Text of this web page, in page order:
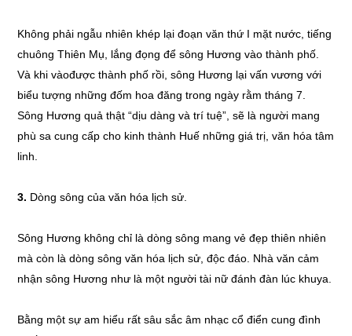
Không phải ngẫu nhiên khép lại đoạn văn thứ I mặt nước, tiếng
chuông Thiên Mụ, lắng đọng để sông Hương vào thành phố.
Và khi vàođược thành phố rồi, sông Hương lại vấn vương với
biểu tượng những đốm hoa đăng trong ngày rằm tháng 7.
Sông Hương quả thật “dịu dàng và trí tuệ”, sẽ là người mang
phù sa cung cấp cho kinh thành Huế những giá trị, văn hóa tâm
linh.
3. Dòng sông của văn hóa lịch sử.
Sông Hương không chỉ là dòng sông mang vẻ đẹp thiên nhiên
mà còn là dòng sông văn hóa lịch sử, độc đáo. Nhà văn cảm
nhận sông Hương như là một người tài nữ đánh đàn lúc khuya.
Bằng một sự am hiểu rất sâu sắc âm nhạc cổ điển cung đình